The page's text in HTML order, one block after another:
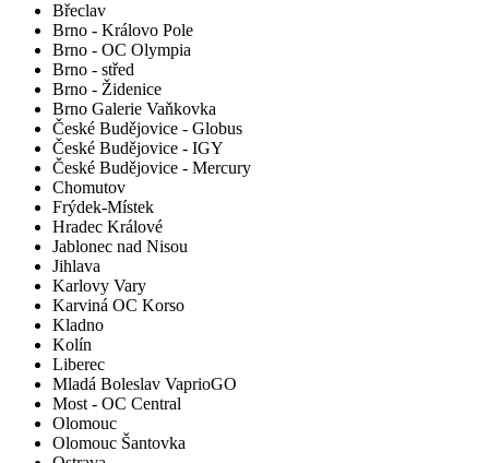
Břeclav
Brno - Královo Pole
Brno - OC Olympia
Brno - střed
Brno - Židenice
Brno Galerie Vaňkovka
České Budějovice - Globus
České Budějovice - IGY
České Budějovice - Mercury
Chomutov
Frýdek-Místek
Hradec Králové
Jablonec nad Nisou
Jihlava
Karlovy Vary
Karviná OC Korso
Kladno
Kolín
Liberec
Mladá Boleslav VaprioGO
Most - OC Central
Olomouc
Olomouc Šantovka